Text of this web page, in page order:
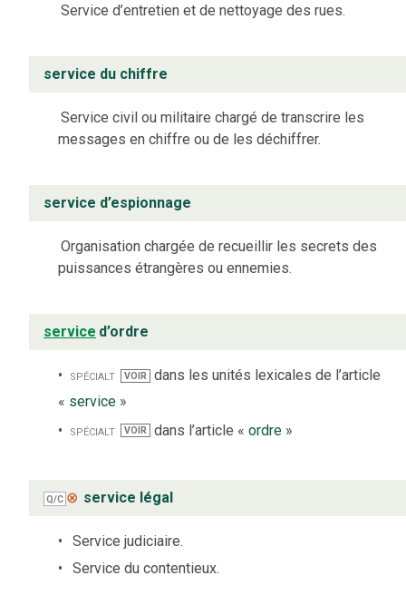
Service d’entretien et de nettoyage des rues.
service du chiffre
Service civil ou militaire chargé de transcrire les
messages en chiffre ou de les déchiffrer.
service d’espionnage
Organisation chargée de recueillir les secrets des
puissances étrangères ou ennemies.
service d’ordre
spécialt VOIR dans les unités lexicales de l’article
« service »
spécialt
VOIR dans l’article « ordre»
Q/C ⊗ service légal
Service judiciaire.
Service du contentieux.